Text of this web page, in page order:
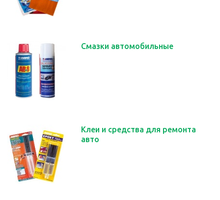
Смазки автомобильные
Клеи и средства для ремонта
авто